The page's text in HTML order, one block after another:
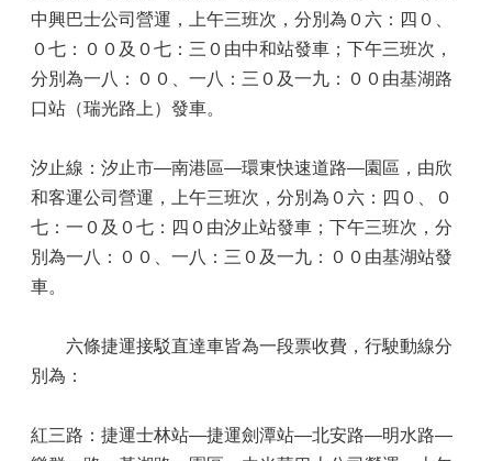
中興巴士公司營運，上午三班次，分別為０六：四０、
０七：００及０七：三０由中和站發車；下午三班次，
分別為一八：００、一八：三０及一九：００由基湖路
口站（瑞光路上）發車。
汐止線：汐止市—南港區—環東快速道路—園區，由欣
和客運公司營運，上午三班次，分別為０六：四０、０
七：一０及０七：四０由汐止站發車；下午三班次，分
別為一八：００、一八：三０及一九：００由基湖站發
車。
六條捷運接駁直達車皆為一段票收費，行駛動線分
別為：
紅三路：捷運士林站—捷運劍潭站—北安路—明水路—